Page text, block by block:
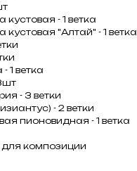
кустовая - 1 ветка
кустовая "Алтай" - 1 ветка
1 ветка
- 3 ветки
- 2 ветки
пионовидная - 1 ветка
композиции